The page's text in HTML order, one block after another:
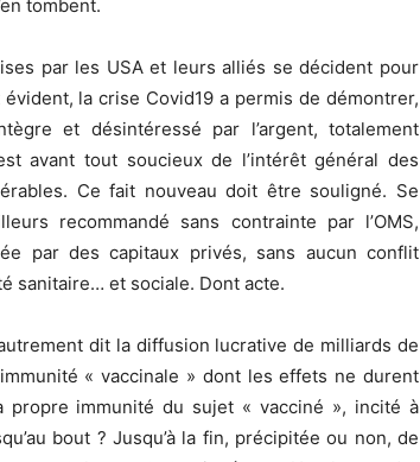
tombent.
par les USA et leurs alliés se décident pour
la crise Covid19 a permis de démontrer,
et désintéressé par l’argent, totalement
avant tout soucieux de l’intérêt général des
Ce fait nouveau doit être souligné. Se
recommandé sans contrainte par l’OMS,
par des capitaux privés, sans aucun conflit
sanitaire… et sociale. Dont acte.
dit la diffusion lucrative de milliards de
« vaccinale » dont les effets ne durent
immunité du sujet « vacciné », incité à
bout ? Jusqu’à la fin, précipitée ou non, de